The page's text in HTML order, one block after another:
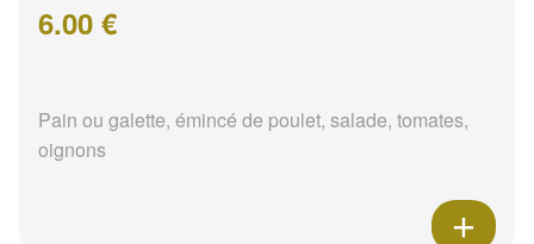
6.00 €
Pain ou galette, émincé de poulet, salade, tomates,
oignons